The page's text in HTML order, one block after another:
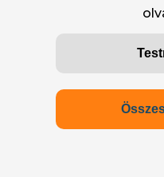
DELL Pro 14
573 290 Ft